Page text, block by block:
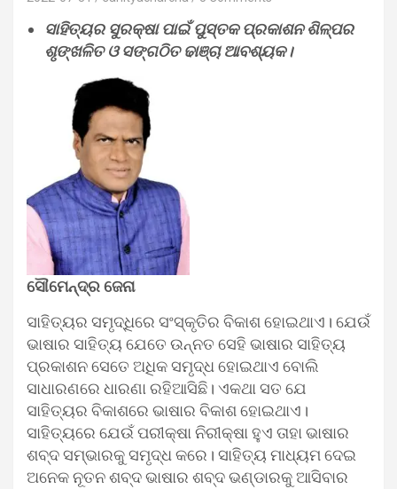
ସାହିତ୍ୟର ସୁରକ୍ଷା ପାଇଁ ପୁସ୍ତକ ପ୍ରକାଶନ ଶିଳ୍ପର
ଶୃଙ୍ଖଳିତ ଓ ସଙ୍ଗଠିତ ଢାଞ୍ଚା ଆବଶ୍ୟକ।
ସୌମେନ୍ଦ୍ର ଜେନା
ସାହିତ୍ୟର ସମୃଦ୍ଧିରେ ସଂସ୍କୃତିର ବିକାଶ ହୋଇଥାଏ। ଯେଉଁ
ଭାଷାର ସାହିତ୍ୟ ଯେତେ ଉନ୍ନତ ସେହି ଭାଷାର ସାହିତ୍ୟ
ପ୍ରକାଶନ ସେତେ ଅଧିକ ସମୃଦ୍ଧ ହୋଇଥାଏ ବୋଲି
ସାଧାରଣରେ ଧାରଣା ରହିଆସିଛି। ଏକଥା ସତ ଯେ
ସାହିତ୍ୟର ବିକାଶରେ ଭାଷାର ବିକାଶ ହୋଇଥାଏ।
ସାହିତ୍ୟରେ ଯେଉଁ ପରୀକ୍ଷା ନିରୀକ୍ଷା ହୁଏ ତାହା ଭାଷାର
ଶବ୍ଦ ସମ୍ଭାରକୁ ସମୃଦ୍ଧ କରେ। ସାହିତ୍ୟ ମାଧ୍ୟମ ଦେଇ
ଅନେକ ନୂତନ ଶବ୍ଦ ଭାଷାର ଶବ୍ଦ ଭଣ୍ଡାରକୁ ଆସିବାର